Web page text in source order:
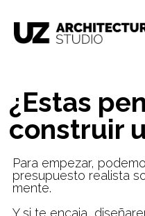
¿Estas
construir
Para empezar,
presupuesto realista
mente.
Y si te encaja,